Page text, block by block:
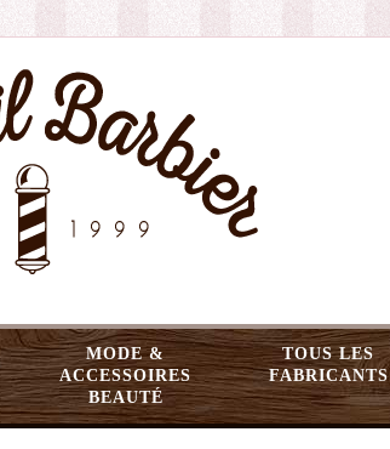
MODE &
ACCESSOIRES
BEAUTÉ
TOUS LES
FABRICANTS